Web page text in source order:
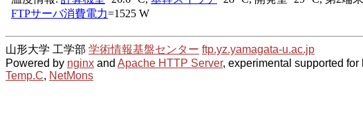
山形大学 工学部 学術情報基盤センター ftp.yz.yamagata-u.ac.jp
Powered by nginx and Apache HTTP Server, experimental supported for
Temp.C, NetMons